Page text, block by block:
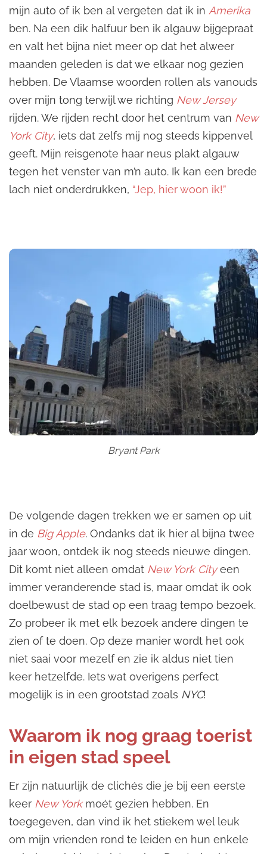
mijn auto of ik ben al vergeten dat ik in Amerika
ben. Na een dik halfuur ben ik algauw bijgepraat
en valt het bijna niet meer op dat het alweer
maanden geleden is dat we elkaar nog gezien
hebben. De Vlaamse woorden rollen als vanouds
over mijn tong terwijl we richting New Jersey
rijden. We rijden recht door het centrum van New
York City, iets dat zelfs mij nog steeds kippenvel
geeft. Mijn reisgenote haar neus plakt algauw
tegen het venster van m’n auto. Ik kan een brede
lach niet onderdrukken, “Jep, hier woon ik!”
Bryant Park
De volgende dagen trekken we er samen op uit
in de Big Apple. Ondanks dat ik hier al bijna twee
jaar woon, ontdek ik nog steeds nieuwe dingen.
Dit komt niet alleen omdat New York Cityeen
immer veranderende stad is, maar omdat ik ook
doelbewust de stad op een traag tempo bezoek.
Zo probeer ik met elk bezoek andere dingen te
zien of te doen. Op deze manier wordt het ook
niet saai voor mezelf en zie ik aldus niet tien
keer hetzelfde. Iets wat overigens perfect
mogelijk is in een grootstad zoals NYC!
Waarom ik nog graag toerist
in eigen stad speel
Er zijn natuurlijk de clichés die je bij een eerste
keer New Yorkmoét gezien hebben. En
toegegeven, dan vind ik het stiekem wel leuk
om mijn vrienden rond te leiden en hun enkele